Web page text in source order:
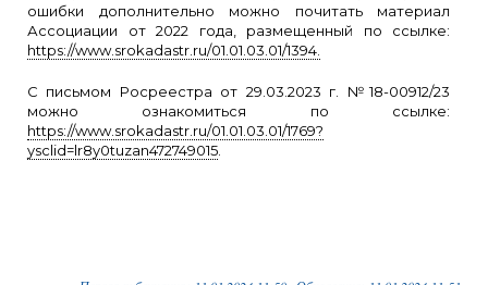
ошибки дополнительно можно почитать материал
Ассоциации от 2022 года, размещенный по ссылке:
https://www.srokadastr.ru/01.01.03.01/1394.
С письмом Росреестра от 29.03.2023 г. №18-00912/23
можно ознакомиться по ссылке:
https://www.srokadastr.ru/01.01.03.01/1769?
ysclid=lr8y0tuzan472749015